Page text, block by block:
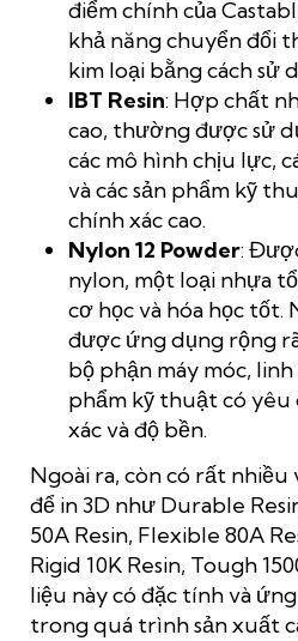
điểm chính của
khả năng chuyển đổi
kim loại bằng cách sử
IBT Resin: Hợp chất
cao, thường được sử
các mô hình chịu lực,
và các sản phẩm kỹ
chính xác cao.
Nylon 12 Powder:
nylon, một loại nhựa
cơ học và hóa học tốt.
được ứng dụng rộng
bộ phận máy móc,
phẩm kỹ thuật có yêu
xác và độ bền.
Ngoài ra, còn có rất
để in 3D như Durable
50A Resin, Flexible 80A
Rigid 10K Resin, Tough
liệu này có đặc tính và
trong quá trình sản xuất